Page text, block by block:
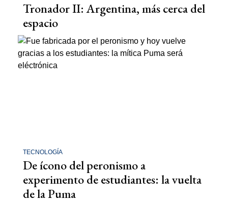
Tronador II: Argentina, más cerca del
espacio
TECNOLOGÍA
De ícono del peronismo a
experimento de estudiantes: la vuelta
de la Puma